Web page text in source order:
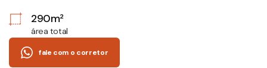
290m²
área total
fale com o corretor